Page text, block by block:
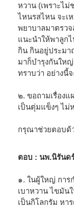
หวาน (เพราะไ
ไหนรสไหน จะเ
พยาบาลมาตรว
แนะนำให้พาลูกไ
กิน กินอยู่ประม
มาก็บำรุงกันให
ทราบว่า อย่างนี้
๒. ขอถามเรื่องแ
เป็นตุ่มแข็งๆ ไม่
กรุณาช่วยตอบด้
ตอบ : นพ.นิรันด
๑. ในผู้ใหญ่ การ
เบาหวาน ไขมัน
เป็นกิโลกรัม หา